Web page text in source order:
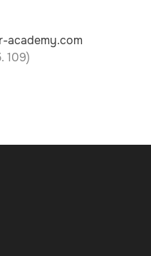
academy.com
109)